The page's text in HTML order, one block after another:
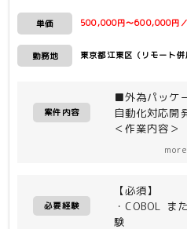
単価 500,000円〜600,000円
勤務地 東京都江東区（リモート併
案件内容
■外為パッケ
自動化対応開
＜作業内容＞
常駐している
認・相談でき
more
必要経験
【必須】
・COBOL ま
験